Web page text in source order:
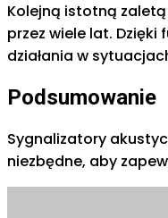
Kolejną istotną
przez wiele lat.
działania w
Podsumowanie
Sygnalizatory
niezbędne, aby